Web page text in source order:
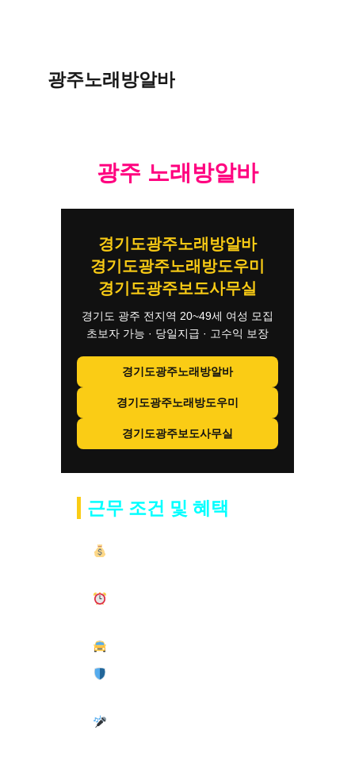
광주노래방알바
광주 노래방알바
경기도광주노래방알바
경기도광주노래방도우미
경기도광주보도사무실
경기도 광주 전지역 20~49세 여성 모집
초보자 가능 · 당일지급 · 고수익 보장
경기도광주노래방알바
경기도광주노래방도우미
경기도광주보도사무실
근무 조건 및 혜택